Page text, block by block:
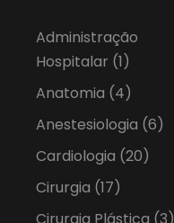
Administração
Hospitalar (1)
Anatomia (4)
Anestesiologia (6)
Cardiologia (20)
Cirurgia (17)
Cirurgia Plástica (3)